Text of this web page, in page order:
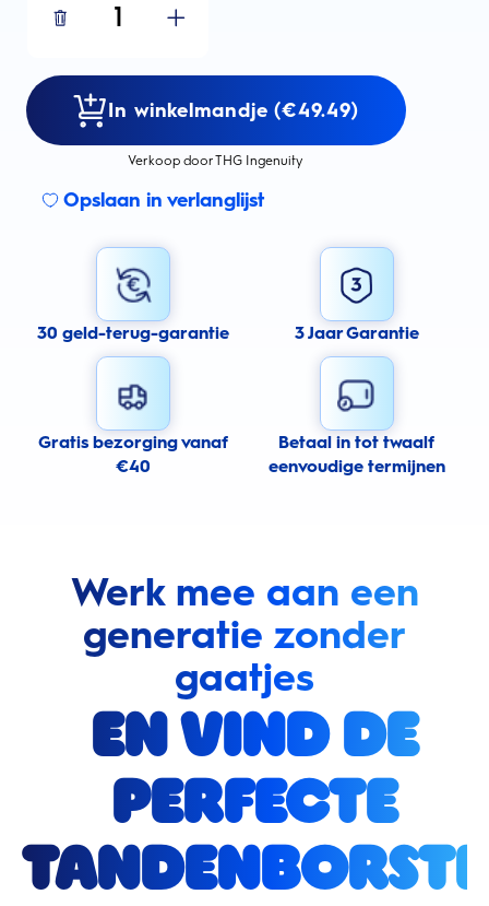
1
In winkelmandje (€49.49)
Verkoop door THG Ingenuity
Opslaan in verlanglijst
30 geld-terug-garantie 3 Jaar Garantie
Gratis bezorging vanaf
€40
Betaal in tot twaalf
eenvoudige termijnen
Werk mee aan een
generatie zonder
gaatjes
en vind de
perfecte
tandenborste